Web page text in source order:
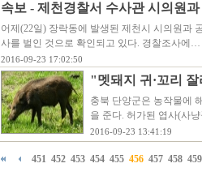
속보 - 제천경찰서 수사관 시의원
어제(22일) 장락동에 발생된 제천시 시의원과
사를 벌인 것으로 확인되고 있다. 경찰조사에…
2016-09-23 17:02:50
"멧돼지 귀·꼬리
충북 단양군은 농작물에
을 준다. 허가된 엽사(사
2016-09-23 13:41:19
451 452 453 454 455 456 457 458 459